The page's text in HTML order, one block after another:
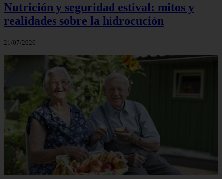
Nutrición y seguridad estival: mitos y
realidades sobre la hidrocución
21/07/2026